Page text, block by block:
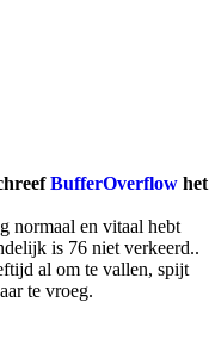
BufferOverflow het
normaal en vitaal hebt
is 76 niet verkeerd..
al om te vallen, spijt
te vroeg.